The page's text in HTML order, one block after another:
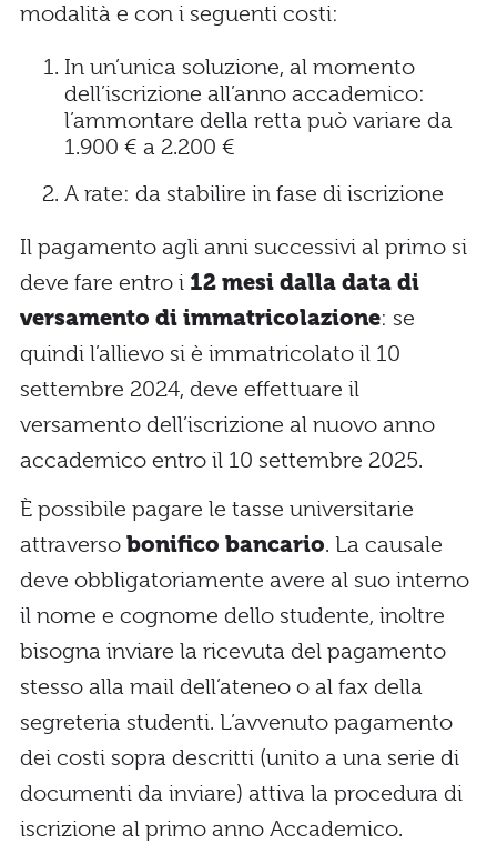
modalità e con i seguenti costi:
In un’unica soluzione, al momento
dell’iscrizione all’anno accademico:
l’ammontare della retta può variare da
1.900 € a 2.200 €
A rate: da stabilire in fase di iscrizione
Il pagamento agli anni successivi al primo si
deve fare entro i 12 mesi dalla data di
versamento di immatricolazione: se
quindi l’allievo si è immatricolato il 10
settembre 2024, deve effettuare il
versamento dell’iscrizione al nuovo anno
accademico entro il 10 settembre 2025.
È possibile pagare le tasse universitarie
attraverso bonifico bancario. La causale
deve obbligatoriamente avere al suo interno
il nome e cognome dello studente, inoltre
bisogna inviare la ricevuta del pagamento
stesso alla mail dell’ateneo o al fax della
segreteria studenti. L’avvenuto pagamento
dei costi sopra descritti (unito a una serie di
documenti da inviare) attiva la procedura di
iscrizione al primo anno Accademico.